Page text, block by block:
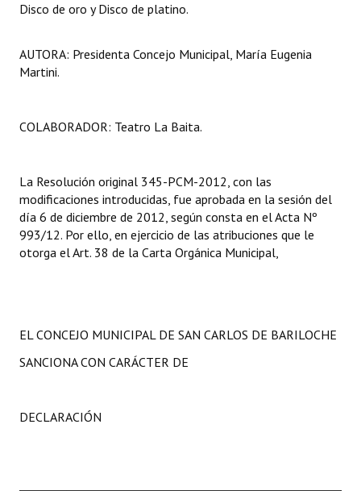
Disco de oro yDisco de platino.
AUTORA: Presidenta Concejo Municipal, María Eugenia
Martini.
COLABORADOR: Teatro La Baita.
La Resolución original 345-PCM-2012, con las
modificaciones introducidas, fue aprobada en la sesión del
día 6 de diciembre de 2012, según consta en el Acta Nº
993/12. Por ello, en ejercicio de las atribuciones que le
otorga el Art. 38 de la Carta Orgánica Municipal,
EL CONCEJO MUNICIPAL DE SAN CARLOS DE BARILOCHE
SANCIONA CON CARÁCTER DE
DECLARACIÓN